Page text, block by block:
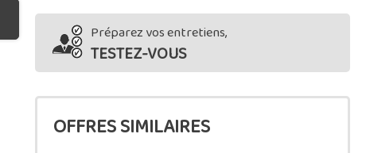
Préparez vos entretiens,
TESTEZ-VOUS
OFFRES SIMILAIRES